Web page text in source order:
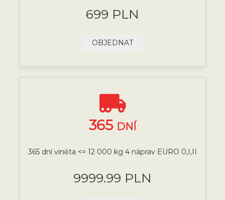
699 PLN
OBJEDNAT
365 DNÍ
365 dní viněta <= 12 000 kg 4 náprav EURO 0,I,II
9999.99 PLN